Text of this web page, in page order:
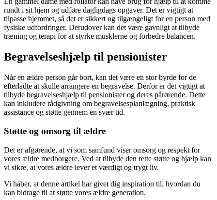
rundt i sit hjem og udføre dagligdags opgaver. Det er vigtigt at
tilpasse hjemmet, så det er sikkert og tilgængeligt for en person med
fysiske udfordringer. Derudover kan det være gavnligt at tilbyde
træning og terapi for at styrke musklerne og forbedre balancen.
Begravelseshjælp til pensionister
Når en ældre person går bort, kan det være en stor byrde for de
efterladte at skulle arrangere en begravelse. Derfor er det vigtigt at
tilbyde begravelseshjælp til pensionister og deres pårørende. Dette
kan inkludere rådgivning om begravelsesplanlægning, praktisk
assistance og støtte gennem en svær tid.
Støtte og omsorg til ældre
Det er afgørende, at vi som samfund viser omsorg og respekt for
vores ældre medborgere. Ved at tilbyde den rette støtte og hjælp kan
vi sikre, at vores ældre lever et værdigt og trygt liv.
Vi håber, at denne artikel har givet dig inspiration til, hvordan du
kan bidrage til at støtte vores ældre generation.